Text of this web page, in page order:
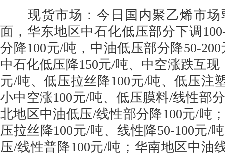
现货市场：今日国内聚乙烯市场
面，华东地区中石化低压部分下调
分降100元/吨，中油低压部分降50-
中石化低压降150元/吨、中空涨跌互现
元/吨、低压拉丝降100元/吨、低压注
小中空涨100元/吨、低压膜料/线性部
北地区中油低压/线性部分降100元/吨
压拉丝降100元/吨、线性降50-100元/
压/线性普降100元/吨；华南地区中油